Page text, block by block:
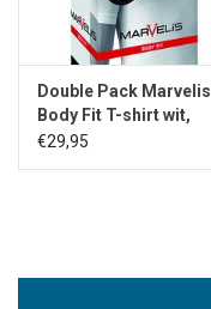
Double Pack Marvelis
Body Fit T-shirt wit,
ronde hals
€29,95